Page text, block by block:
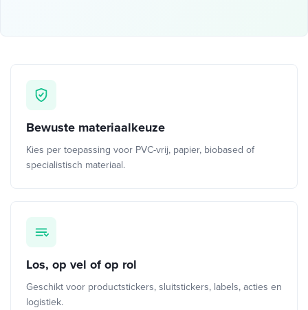
Bewuste materiaalkeuze
Kies per toepassing voor PVC-vrij, papier, biobased of
specialistisch materiaal.
Los, op vel of op rol
Geschikt voor productstickers, sluitstickers, labels, acties en
logistiek.